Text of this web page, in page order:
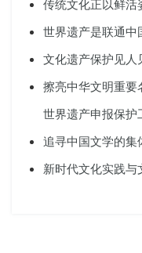
传统文化正以鲜活
世界遗产是联通中
文化遗产保护见人
擦亮中华文明重
世界遗产申报保护
追寻中国文学的集
新时代文化实践